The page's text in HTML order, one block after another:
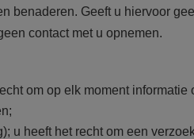
benaderen. Geeft u hiervoor
contact met u opnemen.
om op elk moment
u heeft het recht om een